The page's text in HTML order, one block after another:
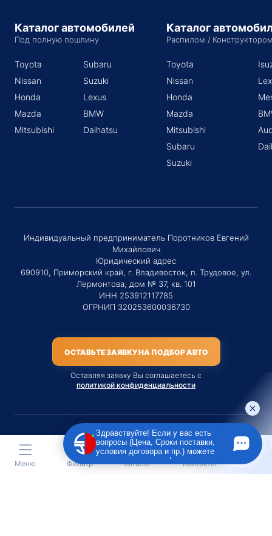
Каталог автомобилей
Под полную пошлину
Toyota
Nissan
Honda
Mazda
Mitsubishi
Subaru
Suzuki
Lexus
BMW
Daihatsu
Каталог
Распилом /
Toyota
Nissan
Honda
Mazda
Mitsubishi
Subaru
Suzuki
Индивидуальный предприниматель Поротников Евгений
Михайлович
Юридический адрес
690910, Приморский край, г. Владивосток, п. Трудовое, ул.
Лермонтова, дом № 37, кв. 101
ИНН 253912117785
ОГРНИП 320253600036730
ОСТАВЬТЕ ЗАЯВКУ НА ПОДБОР АВТО
Оставляя заявку Вы соглашаетесь с
политикой конфиденциальности
Материалы данного сайта являются публичной офертой
только на услугу сопровождения Агентом приобретения
транспортного средства Клиентом.
Меню Фильтр Каталог Контакты
Здравствуйте! Если у вас есть
вопросы (Цена, Сроки поставки,
условия договора и пр.) можете
задать их мне в чат!